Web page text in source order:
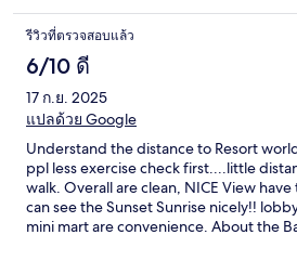
รีวิวที่ตรวจสอบแล้ว
6/10 ดี
17 ก.ย. 2025
แปลด้วย Google
Understand the distance to Resort
ppl less exercise check first....little
walk. Overall are clean, NICE View
can see the Sunset Sunrise nicely!!
mini mart are convenience. About the